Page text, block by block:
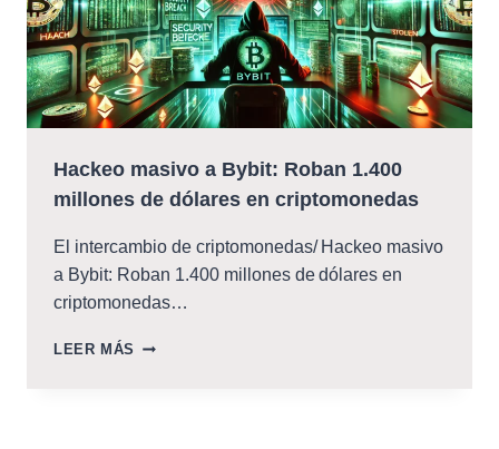
$85,000
Hackeo masivo a Bybit: Roban 1.400
millones de dólares en criptomonedas
El intercambio de criptomonedas/ Hackeo masivo
a Bybit: Roban 1.400 millones de dólares en
criptomonedas…
LEER MÁS HACKEO